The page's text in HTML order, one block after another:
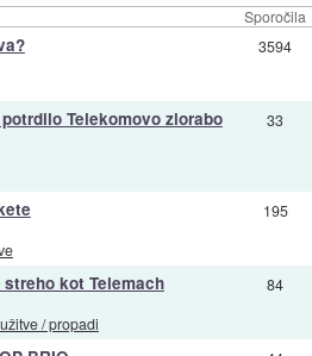
Sporočila
3594
Telekomovo zlorabo 33
195
kot Telemach
/ propadi
84